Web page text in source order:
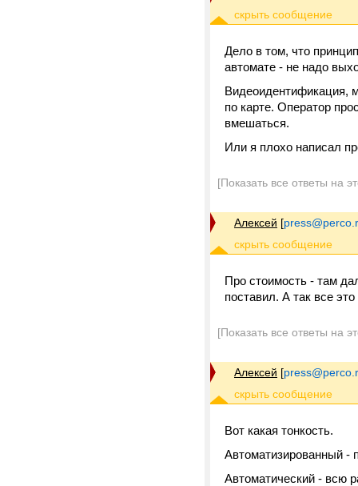
Дело в том, что
автомате - не надо
Видеоидентификация,
по карте. Оператор
вмешаться.
Или я плохо написал
[Показать все ответы на
Алексей [
Про стоимость - там
поставил. А так все это
[Показать все ответы на
Алексей [
Вот какая тонкость.
Автоматизированный -
Автоматический - всю